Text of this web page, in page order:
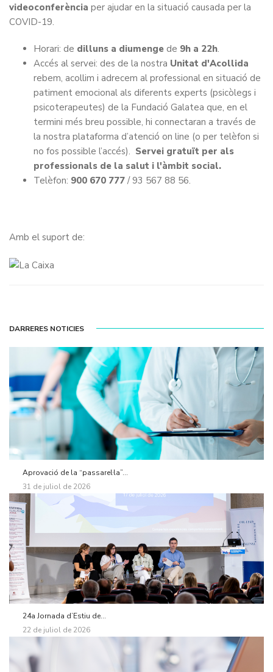
videoconferència per ajudar en la situació causada per la
COVID-19.
Horari: de dilluns a diumenge de 9h a 22h.
Accés al servei: des de la nostra Unitat d'Acollida
rebem, acollim i adrecem al professional en situació de
patiment emocional als diferents experts (psicòlegs i
psicoterapeutes) de la Fundació Galatea que, en el
termini més breu possible, hi connectaran a través de
la nostra plataforma d’atenció on line (o per telèfon si
no fos possible l’accés). Servei gratuït per als
professionals de la salut i l'àmbit social.
Telèfon: 900 670 777 / 93 567 88 56.
Amb el suport de:
DARRERES NOTICIES
Aprovació de la “passarel·la”...
31 de juliol de 2026
24a Jornada d’Estiu de...
22 de juliol de 2026